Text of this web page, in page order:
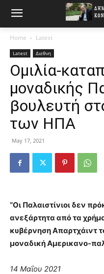
Home Latest
Latest Διεθνη
Ομιλία-
μοναδικής
βουλευτή
των ΗΠΑ
May 17, 2021
“Οι Παλαιστίνιοι δεν
ανεξάρτητα από τα
κυβέρνηση Απαρτχάιντ
μοναδική Αμερικανο-
14 Μαΐου 2021